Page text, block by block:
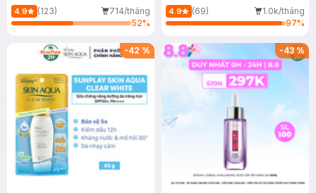
4.9 (123)
714/tháng
52%
(Mới)
4.9 (69)
1.0k/tháng
97%
-42 % -43%